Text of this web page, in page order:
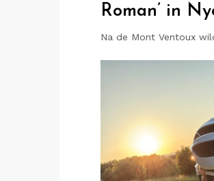
Roman’ in
Na de Mont Ventoux